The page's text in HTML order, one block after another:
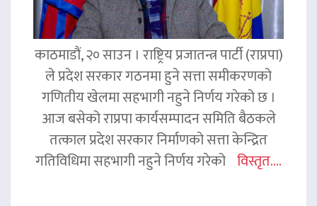
काठमाडौं, २० साउन । राष्ट्रिय प्रजातन्त्र पार्टी (राप्रपा)
ले प्रदेश सरकार गठनमा हुने सत्ता समीकरणको
गणितीय खेलमा सहभागी नहुने निर्णय गरेको छ ।
आज बसेको राप्रपा कार्यसम्पादन समिति बैठकले
तत्काल प्रदेश सरकार निर्माणको सत्ता केन्द्रित
गतिविधिमा सहभागी नहुने निर्णय गरेको विस्तृत....